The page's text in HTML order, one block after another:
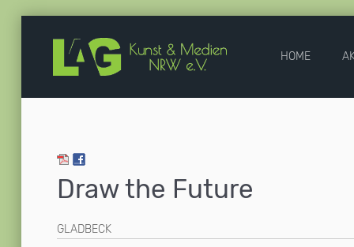
HOME
Draw the Future
GLADBECK